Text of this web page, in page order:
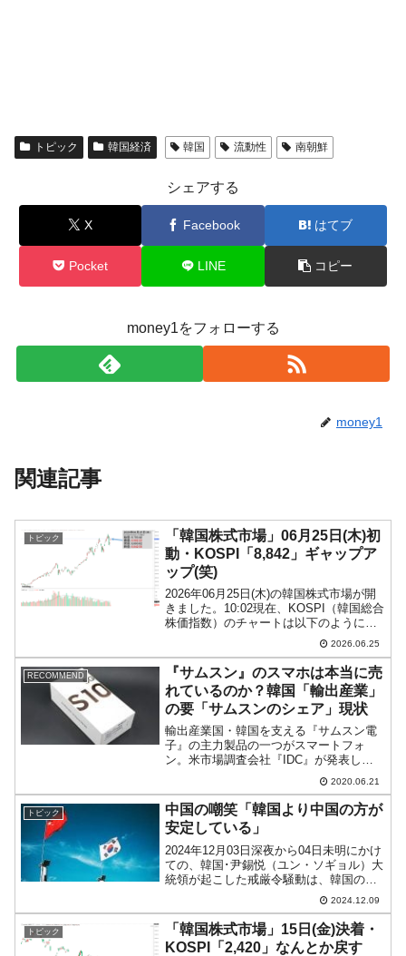
トピック 韓国経済 韓国 流動性 南朝鮮
シェアする
X Facebook はてブ
Pocket LINE コピー
money1をフォローする
money1
関連記事
トピック
「韓国株式市場」06月25日(木)初
動・KOSPI「8,842」ギャップア
ップ(笑)
2026年06月25日(木)の韓国株式市場が開
きました。10:02現在、KOSPI（韓国総合
株価指数）のチャートは以下のようにな
『Investing.com』より引用）。ギャップ
アップして始まりました。KOSPIは「8...
2026.06.25
RECOMMEND
『サムスン』のスマホは本当に売
れているのか？韓国「輸出産業」
の要「サムスンのシェア」現状
輸出産業国・韓国を支える『サムスン電
子』の主力製品の一つがスマートフォ
ン。米市場調査会社『IDC』が発表した
データによると、2020年の第1四半期の
スマートフォンの世界シェアはサムスン
が21.1％でトップです。では、アメリカ
や中国、日本とい...
2020.06.21
トピック
中国の嘲笑「韓国より中国の方が
安定している」
2024年12月03日深夜から04日未明にかけ
ての、韓国･尹錫悦（ユン・ソギョル）大
統領が起こした戒厳令騒動は、韓国の未
来が「より早く転落していくこと」を決
定付けた事件となりました。面白いのは
中国の反応です。中国外交部など、公的
機関は「韓国...
2024.12.09
トピック
「韓国株式市場」15日(金)決着・
KOSPI「2,420」なんとか戻す